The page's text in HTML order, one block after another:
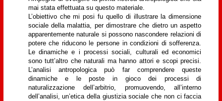
mai stata effettuata su questo materiale.
L’obiettivo che mi posi fu quello di illustrare la dimensione
sociale della malattia, per dimostrare che dietro un aspetto
apparentemente naturale si possono nascondere relazioni di
potere che riducono le persone in condizioni di sofferenza.
Le dinamiche e i processi sociali, culturali ed economici
sono tutt’altro che naturali ma hanno attori e scopi precisi.
L’analisi antropologica può far comprendere queste
dinamiche e le poste in gioco dei processi di
naturalizzazione dell’arbitrio, promuovendo, all’interno
dell’analisi, un’etica della giustizia sociale che non ci faccia